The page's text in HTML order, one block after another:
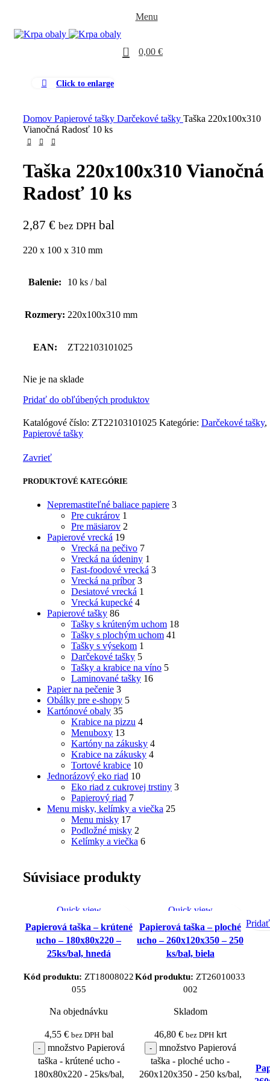
Menu
0 0,00 €
Click to enlarge
Domov Papierové tašky Darčekové tašky Taška 220x100x310
Vianočná Radosť 10 ks
Taška 220x100x310 Vianočná
Radosť 10 ks
2,87 € bez DPH bal
220 x 100 x 310 mm
Balenie: 10 ks / bal
Rozmery: 220x100x310 mm
EAN: ZT22103101025
Nie je na sklade
Pridať do obľúbených produktov
Katalógové číslo: ZT22103101025 Kategórie: Darčekové tašky,
Papierové tašky
Zavrieť
PRODUKTOVÉ KATEGÓRIE
Nepremastiteľné baliace papiere 3
Pre cukrárov 1
Pre mäsiarov 2
Papierové vrecká 19
Vrecká na pečivo 7
Vrecká na údeniny 1
Fast-foodové vrecká 3
Vrecká na príbor 3
Desiatové vrecká 1
Vrecká kupecké 4
Papierové tašky 86
Tašky s krúteným uchom 18
Tašky s plochým uchom 41
Tašky s výsekom 1
Darčekové tašky 5
Tašky a krabice na víno 5
Laminované tašky 16
Papier na pečenie 3
Obálky pre e-shopy 5
Kartónové obaly 35
Krabice na pizzu 4
Menuboxy 13
Kartóny na zákusky 4
Krabice na zákusky 4
Tortové krabice 10
Jednorázový eko riad 10
Eko riad z cukrovej trstiny 3
Papierový riad 7
Menu misky, kelímky a viečka 25
Menu misky 17
Podložné misky 2
Kelímky a viečka 6
Súvisiace produkty
Quick view
Pridať do obľúbených
produktov
Papierová taška – krútené
ucho – 180x80x220 –
25ks/bal, hnedá
Kód produktu: ZT18008022
055
Na objednávku
4,55 € bez DPH bal
množstvo Papierová
taška - krútené ucho -
180x80x220 - 25ks/bal,
Quick view
Pridať do obľúbených
produktov
Papierová taška – ploché
ucho – 260x120x350 – 250
ks/bal, biela
Kód produktu: ZT26010033
002
Skladom
46,80 € bez DPH krt
množstvo Papierová
taška - ploché ucho -
260x120x350 - 250 ks/bal,